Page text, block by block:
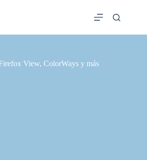
View, ColorWays y más